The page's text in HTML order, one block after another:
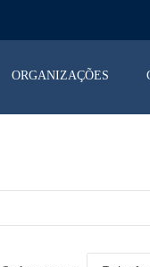
ORGANIZAÇÕES